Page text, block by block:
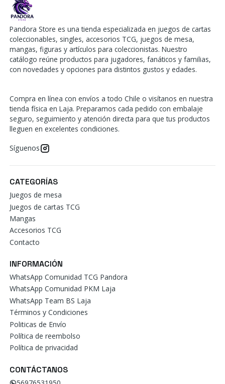
Pandora Store es una tienda especializada en juegos de cartas
coleccionables, singles, accesorios TCG, juegos de mesa,
mangas, figuras y artículos para coleccionistas. Nuestro
catálogo reúne productos para jugadores, fanáticos y familias,
con novedades y opciones para distintos gustos y edades.
Compra en línea con envíos a todo Chile o visítanos en nuestra
tienda física en Laja. Preparamos cada pedido con embalaje
seguro, seguimiento y atención directa para que tus productos
lleguen en excelentes condiciones.
Síguenos
CATEGORÍAS
Juegos de mesa
Juegos de cartas TCG
Mangas
Accesorios TCG
Contacto
INFORMACIÓN
WhatsApp Comunidad TCG Pandora
WhatsApp Comunidad PKM Laja
WhatsApp Team BS Laja
Términos y Condiciones
Politicas de Envío
Política de reembolso
Política de privacidad
CONTÁCTANOS